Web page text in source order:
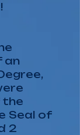
an
the
Seal of
2